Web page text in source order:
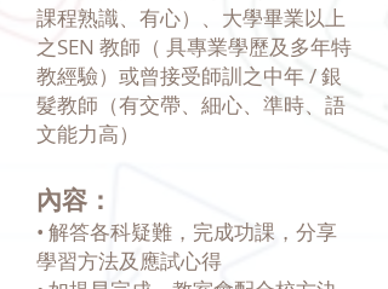
課程熟識、有心）、大學畢業以上
之SEN 教師（ 具專業學歷及多年特
教經驗）或曾接受師訓之中年 / 銀
髮教師（有交帶、細心、準時、語
文能力高）
內容：
• 解答各科疑難，完成功課，分享
學習方法及應試心得